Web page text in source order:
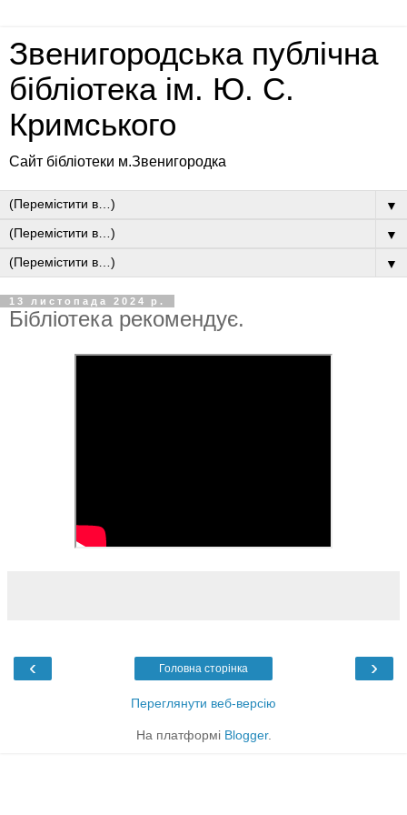
Звенигородська публічна
бібліотека ім. Ю. С.
Кримського
Сайт бібліотеки м.Звенигородка
▼
▼
▼
13 листопада 2024 р.
Бібліотека рекомендує.
‹ ›
Головна сторінка
Переглянути веб-версію
На платформі Blogger.